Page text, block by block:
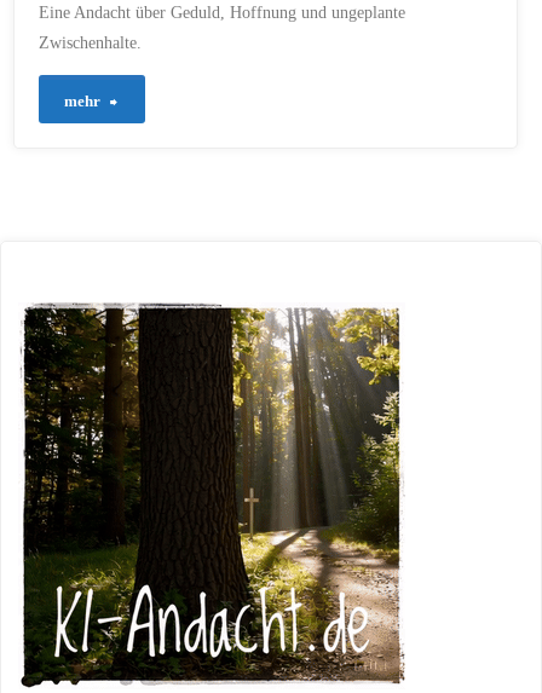
Eine Andacht über Geduld, Hoffnung und ungeplante
Zwischenhalte.
mehr
zu
spät
kommt"